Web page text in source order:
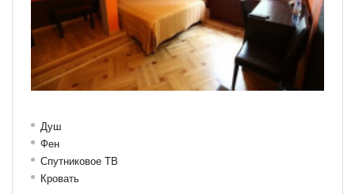
Душ
Фен
Спутниковое ТВ
Кровать